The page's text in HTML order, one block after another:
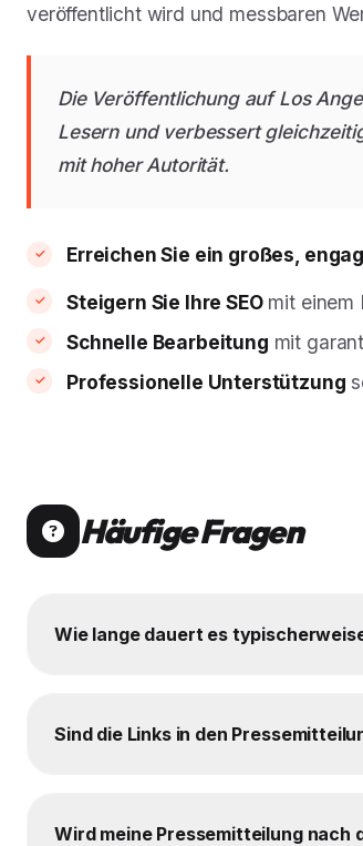
veröffentlicht wird und messbaren
Die Veröffentlichung auf Los
Lesern und verbessert
mit hoher Autorität.
Erreichen Sie ein großes,
Steigern Sie Ihre SEOmit einem
Schnelle Bearbeitung mit
Professionelle Unterstützung
Häufige Fragen
Wie lange dauert es
Sind die Links in den
Wird meine Pressemitteilung nach